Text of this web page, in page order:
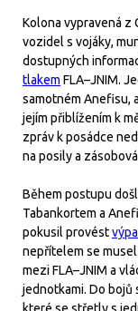
Kolona vypravená z
vozidel s vojáky,
dostupných
tlakem FLA–JNIM.
samotném Anefisu,
jejím přiblížením k
zpráv k posádce
na posily a
Během postupu
Tabankortem a
pokusil provést
nepřítelem se
mezi FLA–JNIM a
jednotkami. Do bojů